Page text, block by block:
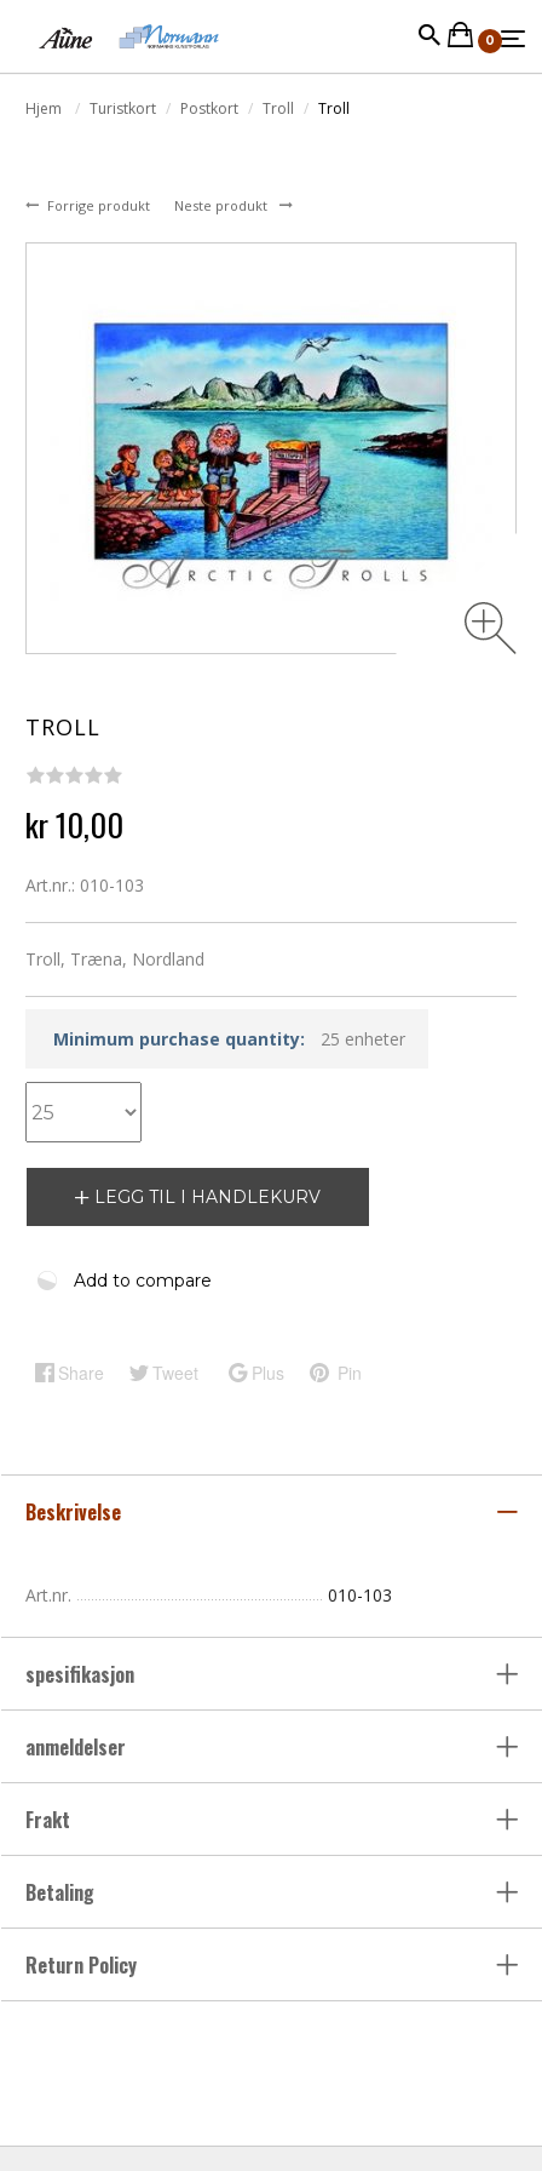
0
Hjem Turistkort Postkort Troll Troll
Forrige produkt Neste produkt
TROLL
kr 10,00
Art.nr.: 010-103
Troll, Træna, Nordland
Minimum purchase quantity: 25 enheter
LEGG TIL I HANDLEKURV
Add to compare
Share Tweet Plus Pin
Beskrivelse
Art.nr. 010-103
spesifikasjon
anmeldelser
Frakt
Betaling
Return Policy